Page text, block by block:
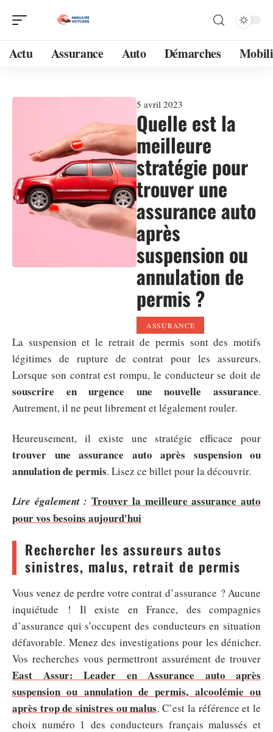
Actu Assurance Auto Démarches
5 avril 2023
Quelle est la
meilleure
stratégie pour
trouver une
assurance auto
après
suspension ou
annulation de
permis ?
ASSURANCE
La suspension et le retrait de permis sont des motifs
légitimes de rupture de contrat pour les assureurs.
Lorsque son contrat est rompu, le conducteur se doit de
souscrire en urgence une nouvelle assurance.
Autrement, il ne peut librement et légalement rouler.
Heureusement, il existe une stratégie efficace pour
trouver une assurance auto après suspension ou
annulation de permis. Lisez ce billet pour la découvrir.
Lire également : Trouver la meilleure assurance auto
pour vos besoins aujourd'hui
Rechercher les assureurs autos
sinistres, malus, retrait de permis
Vous venez de perdre votre contrat d’assurance ? Aucune
inquiétude ! Il existe en France, des compagnies
d’assurance qui s’occupent des conducteurs en situation
défavorable. Menez des investigations pour les dénicher.
Vos recherches vous permettront assurément de trouver
East Assur: Leader en Assurance auto après
suspension ou annulation de permis, alcoolémie ou
après trop de sinistres ou malus. C’est la référence et le
choix numéro 1 des conducteurs français malussés et